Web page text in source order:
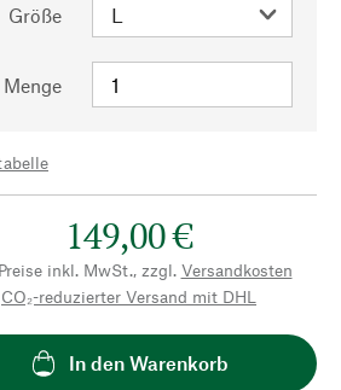
Größe
Menge
149,00 €
inkl. MwSt., zzgl. Versandkosten
CO₂-reduzierter Versand mit DHL
In den Warenkorb